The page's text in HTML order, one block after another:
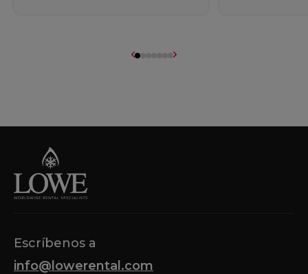
Escríbenos a
info@lowerental.com